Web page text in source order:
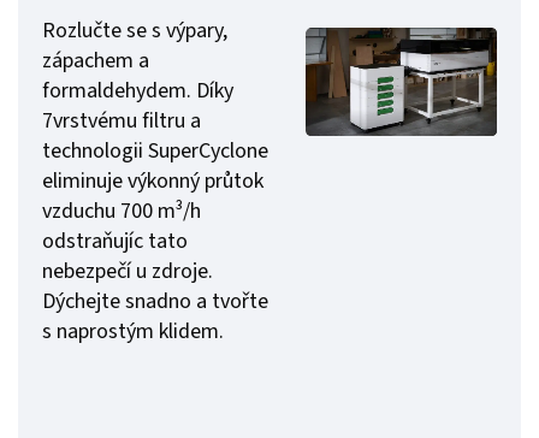
Rozlučte se s výpary,
zápachem a
formaldehydem. Díky
7vrstvému filtru a
technologii SuperCyclone
eliminuje výkonný průtok
vzduchu 700 m³/h
odstraňujíc tato
nebezpečí u zdroje.
Dýchejte snadno a tvořte
s naprostým klidem.